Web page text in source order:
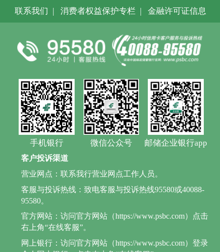
联系我们 | 消费者权益保护专栏 | 金融许可证信息
手机银行 微信公众号 邮储企业银行app
客户投诉渠道
营业网点：联系我行营业网点工作人员。
客服与投诉热线：致电客服与投诉热线95580或40088-
95580。
官方网站：访问官方网站（https://www.psbc.com）点击
右上角“在线客服”。
网上银行：访问官方网站（https://www.psbc.com）登录